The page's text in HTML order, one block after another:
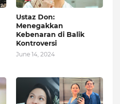
Ustaz Don:
Menegakkan
Kebenaran di Balik
Kontroversi
June 14, 2024